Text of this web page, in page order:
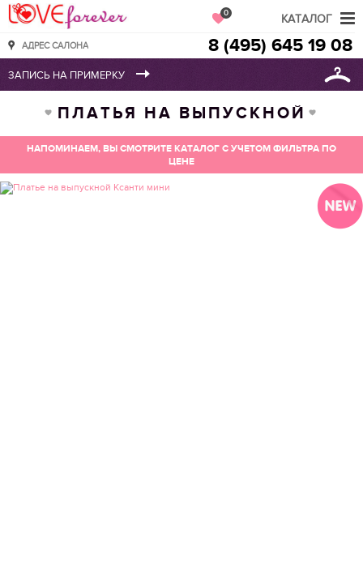
Love Forever
АДРЕС САЛОНА
0
8 (495) 645 19 08
ПЛАТЬЯ НА ВЫПУСКНОЙ
НАПОМИНАЕМ, ВЫ СМОТРИТЕ КАТАЛОГ С УЧЕТОМ ФИЛЬТРА ПО
ЦЕНЕ
КАТАЛОГ